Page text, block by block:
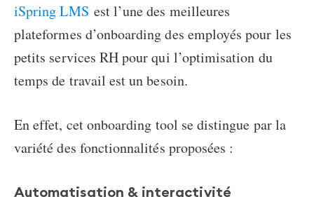
iSpring LMS est l’une des meilleures
plateformes d’onboarding des employés pour les
petits services RH pour qui l’optimisation du
temps de travail est un besoin.
En effet, cetonboarding tool se distingue par la
variété des fonctionnalités proposées :
Automatisation & interactivité